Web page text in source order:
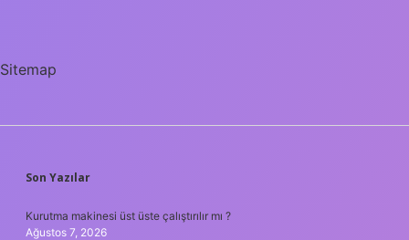
Sitemap
SIDEBAR
Son Yazılar
Kurutma makinesi üst üste çalıştırılır mı ?
Ağustos 7, 2026